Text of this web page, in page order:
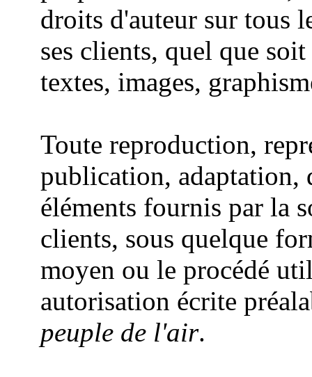
droits d'auteur sur tous
ses clients, quel que
textes, images,
Toute reproduction,
publication, adaptation,
éléments fournis par la
clients, sous quelque
moyen ou le procédé
autorisation écrite
peuple de l'air.